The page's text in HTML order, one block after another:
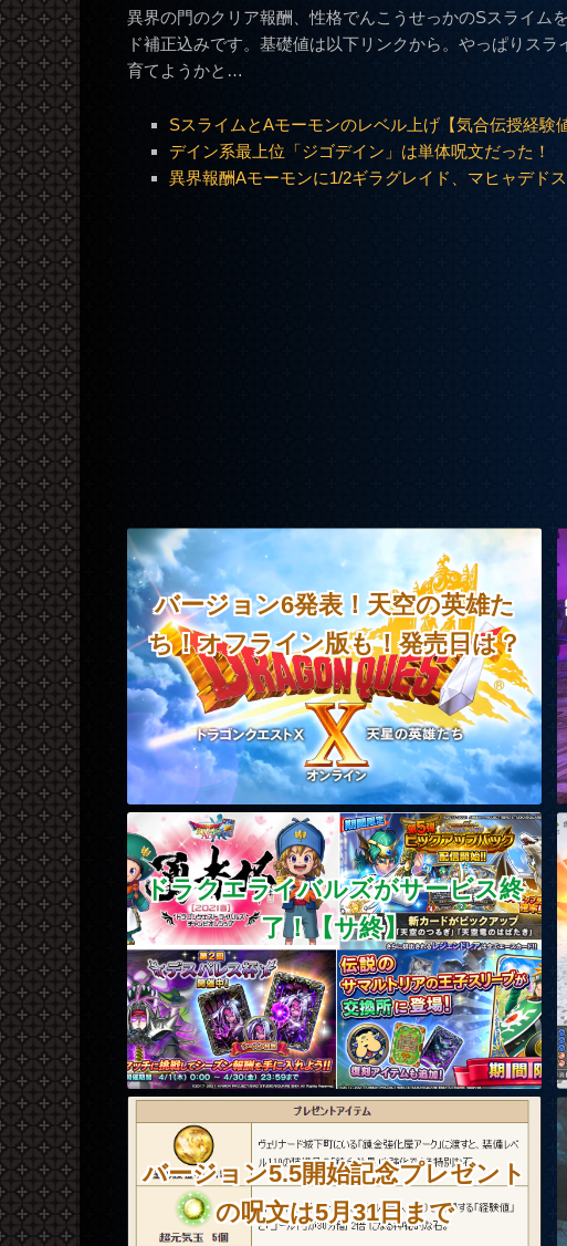
異界の門のクリア報酬、性格でんこうせっかのSスライム
ド補正込みです。基礎値は以下リンクから。やっぱりス
育てようかと…
SスライムとAモーモンのレベル上げ【気合伝授経験
デイン系最上位「ジゴデイン」は単体呪文だった！
異界報酬Aモーモンに1/2ギラグレイド、マヒャデド
バージョン6発表！天空の英雄た
ち！オフライン版も！発売日は？
ドラクエライバルズがサービス終
了！【サ終】
バージョン5.5開始記念プレゼント
の呪文は5月31日まで